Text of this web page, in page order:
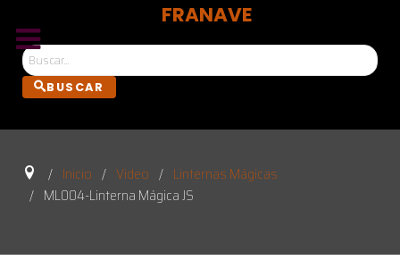
FRANAVE
BUSCAR
Inicio Video
Linternas Mágicas
ML004-Linterna Mágica JS